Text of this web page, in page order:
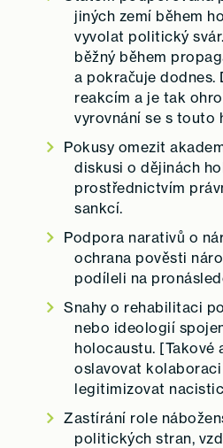
jiných zemí během
vyvolat politický
běžný během
a pokračuje dodnes.
reakcím a je tak
vyrovnání se s touto
Pokusy omezit
diskusi o dějinách
prostřednictvím
sankcí.
Podpora narativů o
ochrana pověsti
podíleli na
Snahy o rehabilitaci
nebo ideologií
holocaustu. [Takové
oslavovat
legitimizovat
Zastírání role
politických stran,